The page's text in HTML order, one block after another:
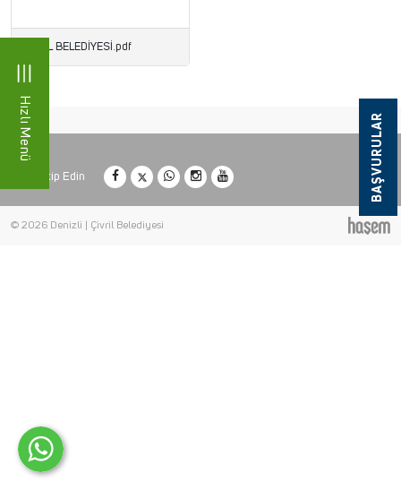
Hızlı Menü BAŞVURULAR
ÇİVRİL BELEDİYESİ.pdf
Bizi Takip Edin
© 2026 Denizli | Çivril Belediyesi